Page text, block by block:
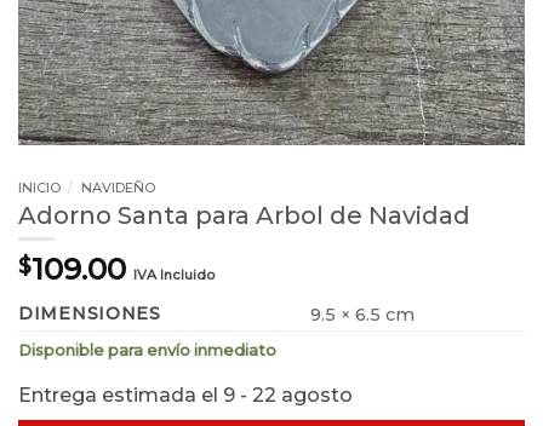
INICIO / NAVIDEÑO
Adorno Santa para Arbol de Navidad
$109.00 IVA Incluido
DIMENSIONES 9.5 × 6.5 cm
Disponible para envío inmediato
Entrega estimada el 9 - 22 agosto